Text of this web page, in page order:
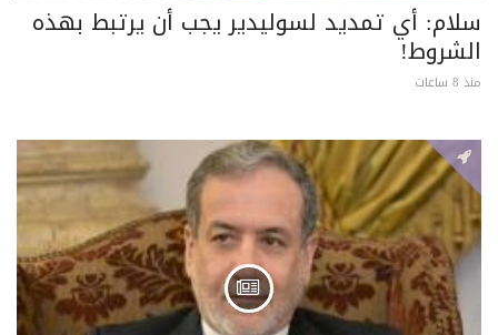
سلام: أي تمديد لسوليدير يجب أن يرتبط بهذه
الشروط!
منذ 8 ساعات